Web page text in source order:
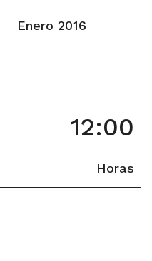
Enero 2016
12:00
Horas